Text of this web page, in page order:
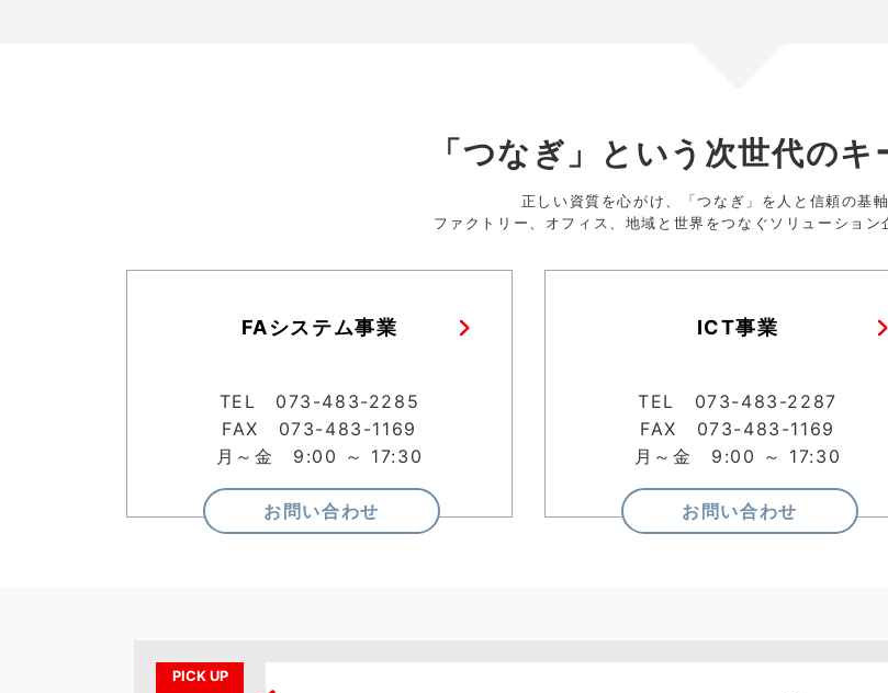
「つなぎ」という次世代の
正しい資質を心がけ、「つなぎ」を人と信頼の基軸
ファクトリー、オフィス、地域と世界をつなぐソリューション
FAシステム事業
TEL 073-483-2285
FAX 073-483-1169
月～金 9:00 ～ 17:30
お問い合わせ
ICT事業
TEL 073-483-2287
FAX 073-483-1169
月～金 9:00 ～ 17:30
お問い合わせ
PICK UP